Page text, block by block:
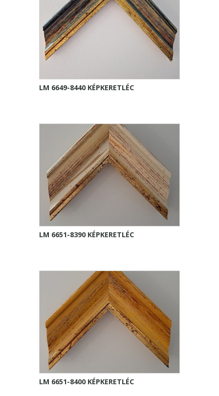
LM 6649-8440 KÉPKERETLÉC
LM 6651-8390 KÉPKERETLÉC
LM 6651-8400 KÉPKERETLÉC